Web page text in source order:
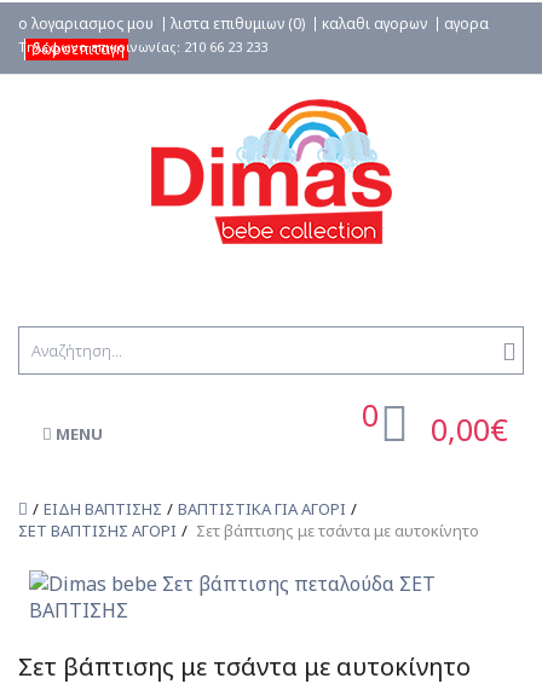
ο λογαριασμος μου λιστα επιθυμιων (0) καλαθι αγορων
αγορα
δωροεπιταγη
0 0,00€
MENU
ΕΙΔΗ ΒΑΠΤΙΣΗΣ
ΒΑΠΤΙΣΤΙΚΑ ΓΙΑ ΑΓΟΡΙ
ΣΕΤ ΒΑΠΤΙΣΗΣ ΑΓΟΡΙ
Σετ βάπτισης με τσάντα με αυτοκίνητο
Σετ βάπτισης με τσάντα με αυτοκίνητο